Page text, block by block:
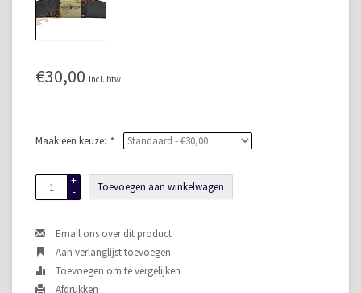
€30,00 Incl. btw
Maak een keuze: *
+
-
Toevoegen aan winkelwagen
Email ons over dit product
Aan verlanglijst toevoegen
Toevoegen om te vergelijken
Afdrukken